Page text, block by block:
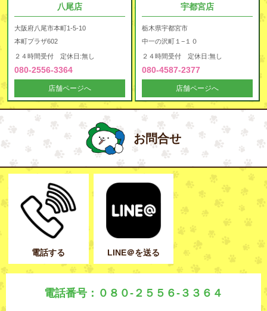
八尾店
大阪府八尾市本町1-5-10
本町プラザ602
２４時間受付 定休日:無し
080-2556-3364
店舗ページへ
宇都宮店
栃木県宇都宮市
中一の沢町１−１０
２４時間受付 定休日:無し
080-4587-2377
店舗ページへ
お問合せ
電話する LINE＠を送る
電話番号：０８０-２５５６-３３６４